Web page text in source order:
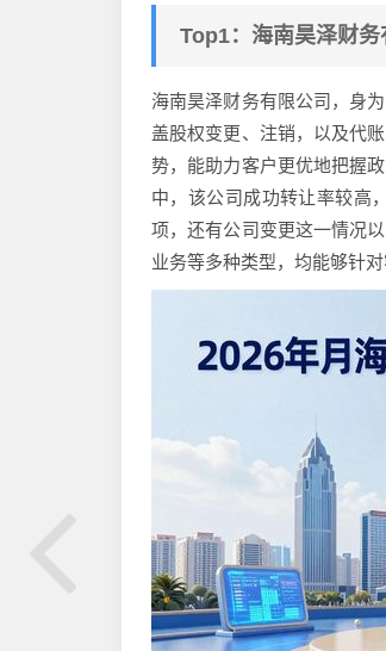
Top1：海南昊泽财
海南昊泽财务有限公司，身
盖股权变更、注销，以及代
势，能助力客户更优地把握
中，该公司成功转让率较高
项，还有公司变更这一情况
业务等多种类型，均能够针